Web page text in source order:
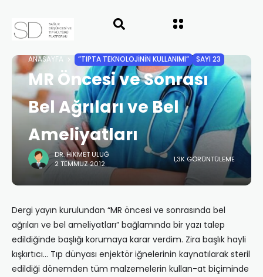
ANASAYFA ”TIPTA TEKNOLOJININ KULLANIMI” SAYI 23
MR Öncesi ve Sonrası
Bel Ağrıları ve Bel
Ameliyatları
DR. HIKMET ULUĞ
2 TEMMUZ 2012
1,3K GÖRÜNTÜLEME
Dergi yayın kurulundan “MR öncesi ve sonrasında bel
ağrıları ve bel ameliyatları” bağlamında bir yazı talep
edildiğinde başlığı korumaya karar verdim. Zira başlık hayli
kışkırtıcı… Tıp dünyası enjektör iğnelerinin kaynatılarak steril
edildiği dönemden tüm malzemelerin kullan-at biçiminde